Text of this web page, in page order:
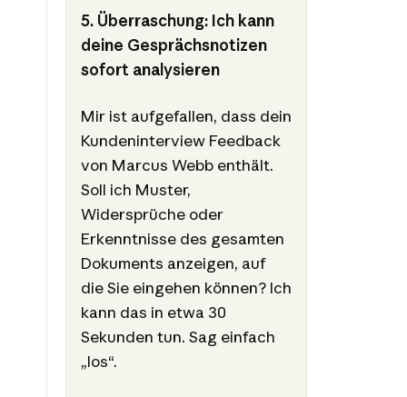
5. Überraschung: Ich kann
deine Gesprächsnotizen
sofort analysieren
Mir ist aufgefallen, dass dein
Kundeninterview Feedback
von Marcus Webb enthält.
Soll ich Muster,
Widersprüche oder
Erkenntnisse des gesamten
Dokuments anzeigen, auf
die Sie eingehen können? Ich
kann das in etwa 30
Sekunden tun. Sag einfach
„los“.